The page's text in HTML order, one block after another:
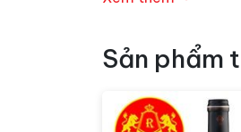
của rượu. Đây là
Sản phẩm